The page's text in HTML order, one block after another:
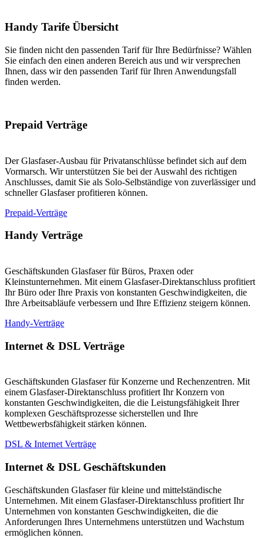
Handy Tarife Übersicht
Sie finden nicht den passenden Tarif für Ihre Bedürfnisse? Wählen
Sie einfach den einen anderen Bereich aus und wir versprechen
Ihnen, dass wir den passenden Tarif für Ihren Anwendungsfall
finden werden.
Prepaid Verträge
Der Glasfaser-Ausbau für Privatanschlüsse befindet sich auf dem
Vormarsch. Wir unterstützen Sie bei der Auswahl des richtigen
Anschlusses, damit Sie als Solo-Selbständige von zuverlässiger und
schneller Glasfaser profitieren können.
Prepaid-Verträge
Handy Verträge
Geschäftskunden Glasfaser für Büros, Praxen oder
Kleinstunternehmen. Mit einem Glasfaser-Direktanschluss profitiert
Ihr Büro oder Ihre Praxis von konstanten Geschwindigkeiten, die
Ihre Arbeitsabläufe verbessern und Ihre Effizienz steigern können.
Handy-Verträge
Internet & DSL Verträge
Geschäftskunden Glasfaser für Konzerne und Rechenzentren. Mit
einem Glasfaser-Direktanschluss profitiert Ihr Konzern von
konstanten Geschwindigkeiten, die die Leistungsfähigkeit Ihrer
komplexen Geschäftsprozesse sicherstellen und Ihre
Wettbewerbsfähigkeit stärken können.
DSL & Internet Verträge
Internet & DSL Geschäftskunden
Geschäftskunden Glasfaser für kleine und mittelständische
Unternehmen. Mit einem Glasfaser-Direktanschluss profitiert Ihr
Unternehmen von konstanten Geschwindigkeiten, die die
Anforderungen Ihres Unternehmens unterstützen und Wachstum
ermöglichen können.